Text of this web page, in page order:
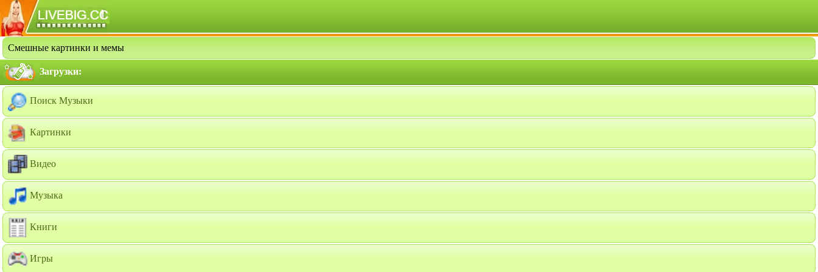
Смешные картинки и мемы
Загрузки:
Поиск Музыки
Картинки
Видео
Музыка
Книги
Игры